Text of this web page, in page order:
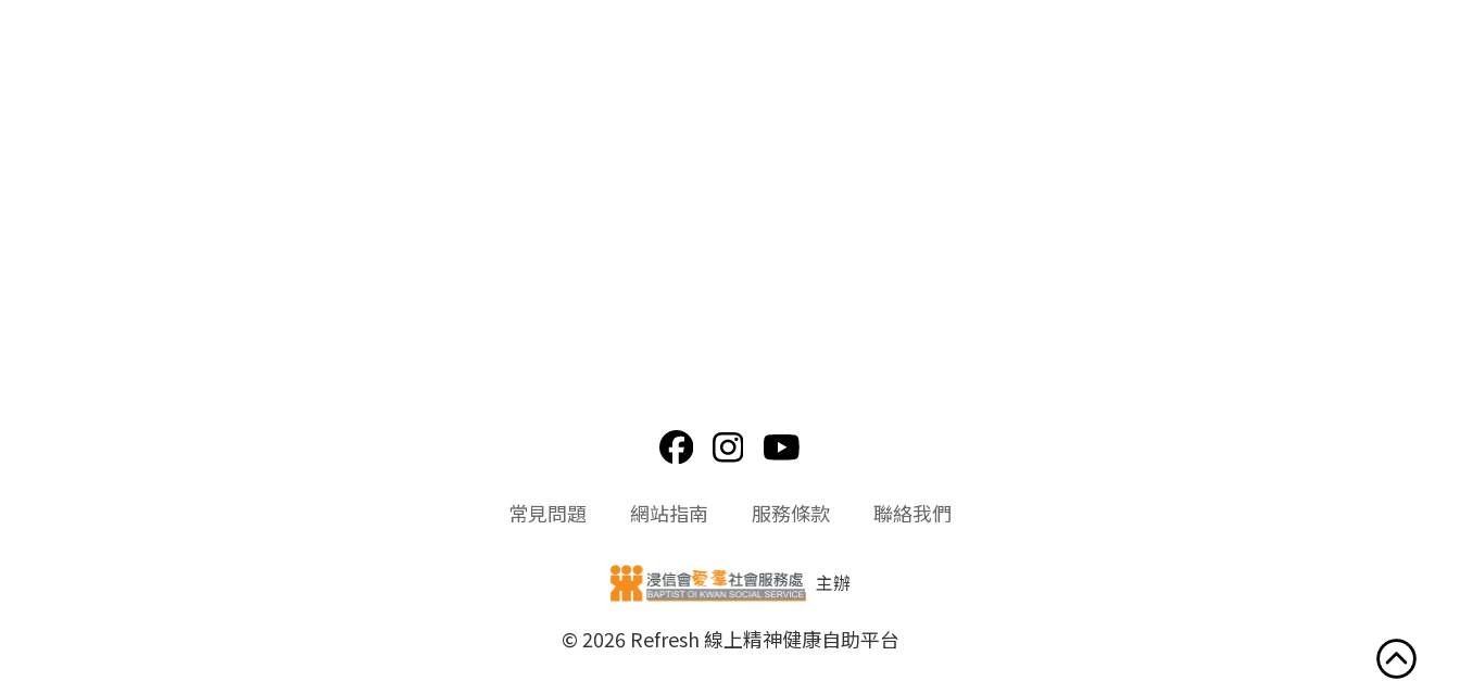
常見問題 網站指南 服務條款 聯絡我們
主辦
© 2026 Refresh 線上精神健康自助平台